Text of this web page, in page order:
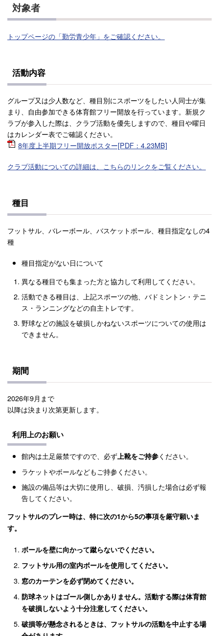
対象者
トップページの「勤労青少年」をご確認ください。
活動内容
グループ又は少人数など、種目別にスポーツをしたい人同士が集
まり、自由参加できる体育館フリー開放を行っています。新規ク
ラブが参入した際は、クラブ活動を優先しますので、種目や曜日
はカレンダー表でご確認ください。
8年度上半期フリー開放ポスター[PDF：4.23MB]
クラブ活動についての詳細は、こちらのリンクをご覧ください。
種目
フットサル、バレーボール、バスケットボール、種目指定なしの4
種
種目指定がない日について
異なる種目でも集まった方と協力して利用してください。
活動できる種目は、上記スポーツの他、バドミントン・テニ
ス・ランニングなどの自主トレです。
野球などの施設を破損しかねないスポーツについての使用は
できません。
期間
2026年9月まで
以降は決まり次第更新します。
利用上のお願い
館内は土足厳禁ですので、必ず上靴をご持参ください。
ラケットやボールなどもご持参ください。
施設の備品等は大切に使用し、破損、汚損した場合は必ず報
告してください。
フットサルのプレー時は、特に次の1から5の事項を厳守願いま
す。
ボールを壁に向かって蹴らないでください。
フットサル用の室内ボールを使用してください。
窓のカーテンを必ず閉めてください。
防球ネットはゴール側しかありません。活動する際は体育館
を破損しないよう十分注意してください。
破損等が懸念されるときは、フットサルの活動を中止する場